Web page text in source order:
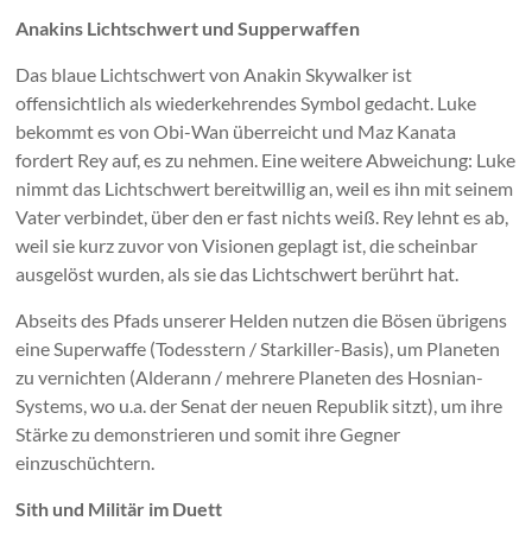
Anakins Lichtschwert und Supperwaffen
Das blaue Lichtschwert von Anakin Skywalker ist
offensichtlich als wiederkehrendes Symbol gedacht. Luke
bekommt es von Obi-Wan überreicht und Maz Kanata
fordert Rey auf, es zu nehmen. Eine weitere Abweichung: Luke
nimmt das Lichtschwert bereitwillig an, weil es ihn mit seinem
Vater verbindet, über den er fast nichts weiß. Rey lehnt es ab,
weil sie kurz zuvor von Visionen geplagt ist, die scheinbar
ausgelöst wurden, als sie das Lichtschwert berührt hat.
Abseits des Pfads unserer Helden nutzen die Bösen übrigens
eine Superwaffe (Todesstern / Starkiller-Basis), um Planeten
zu vernichten (Alderann / mehrere Planeten des Hosnian-
Systems, wo u.a. der Senat der neuen Republik sitzt), um ihre
Stärke zu demonstrieren und somit ihre Gegner
einzuschüchtern.
Sith und Militär im Duett